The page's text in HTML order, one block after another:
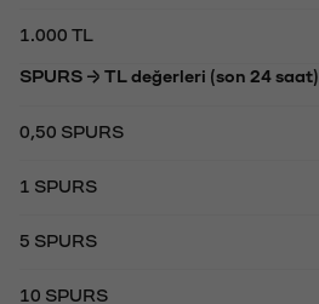
1.000 TL
SPURS → TL değerleri (son 24 saat)
0,50 SPURS
1 SPURS
5 SPURS
10 SPURS